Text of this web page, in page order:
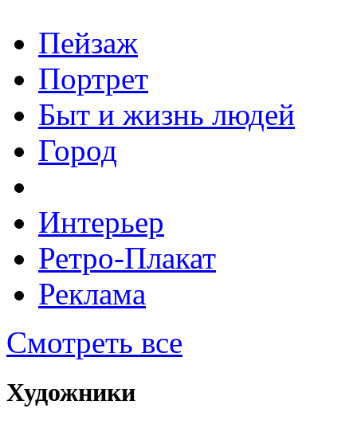
Пейзаж
Портрет
Быт и жизнь людей
Город
Интерьер
Ретро-Плакат
Реклама
Смотреть все
Художники